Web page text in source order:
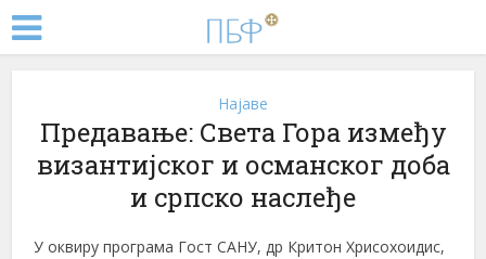
Најаве
Предавање: Света Гора између
византијског и османског доба
и српско наслеђе
У оквиру програма Гост САНУ, др Критон Хрисохоидис,